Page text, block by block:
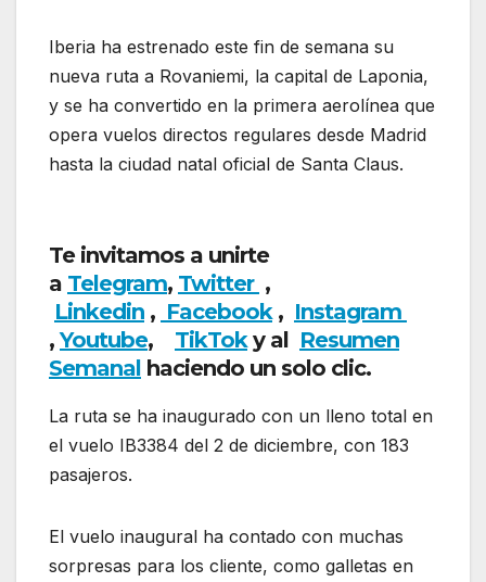
Iberia ha estrenado este fin de semana su
nueva ruta a Rovaniemi, la capital de Laponia,
y se ha convertido en la primera aerolínea que
opera vuelos directos regulares desde Madrid
hasta la ciudad natal oficial de Santa Claus.
Te invitamos a unirte
a Telegram, Twitter ,
Linkedin , Facebook, Instagram
,Youtube, TikToky al Resumen
Semanal haciendo un solo clic.
La ruta se ha inaugurado con un lleno total en
el vuelo IB3384 del 2 de diciembre, con 183
pasajeros.
El vuelo inaugural ha contado con muchas
sorpresas para los cliente, como galletas en